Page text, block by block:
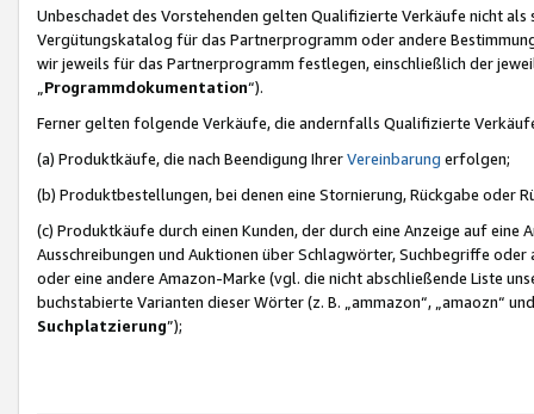
Unbeschadet des Vorstehenden gelten Qualifizierte Verkäufe nicht
Vergütungskatalog für das Partnerprogramm oder andere
wir jeweils für das Partnerprogramm festlegen, einschließlich der
Programmdokumentation“).
Ferner gelten folgende Verkäufe, die andernfalls Qualifizierte
(a) Produktkäufe, die nach Beendigung IhrerVereinbarung erfolgen;
(b) Produktbestellungen, bei denen eine Stornierung, Rückgabe oder
(c) Produktkäufe durch einen Kunden, der durch eine Anzeige auf
Ausschreibungen und Auktionen über Schlagwörter, Suchbegriffe
oder eine andere Amazon-Marke (vgl. die nicht abschließende Liste
buchstabierte Varianten dieser Wörter (z. B. „ammazon“, „amaozn“
Suchplatzierung”);